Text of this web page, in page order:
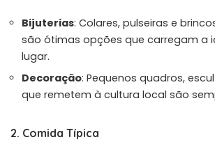
Bijuterias: Colares, pulseiras e
são ótimas opções que carregam a
lugar.
Decoração: Pequenos quadros,
que remetem à cultura local são
2. Comida Típica